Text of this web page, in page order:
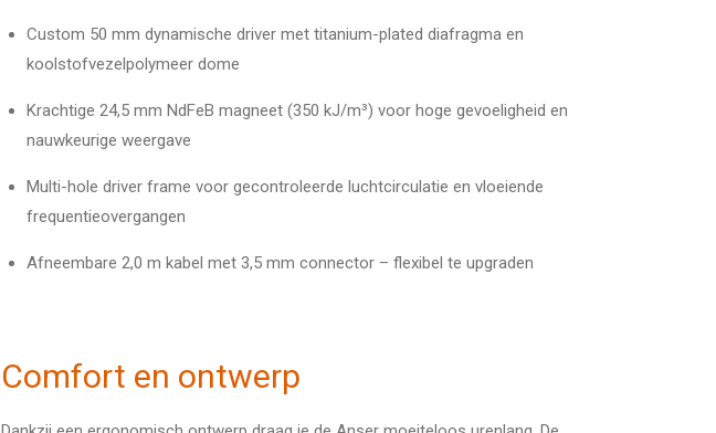
Custom 50 mm dynamische driver met titanium-plated diafragma en
koolstofvezel­polymeer dome
Krachtige 24,5 mm NdFeB magneet (350 kJ/m³) voor hoge gevoeligheid en
nauwkeurige weergave
Multi-hole driver frame voor gecontroleerde luchtcirculatie en vloeiende
frequentie­overgangen
Afneembare 2,0 m kabel met 3,5 mm connector – flexibel te upgraden
Comfort en ontwerp